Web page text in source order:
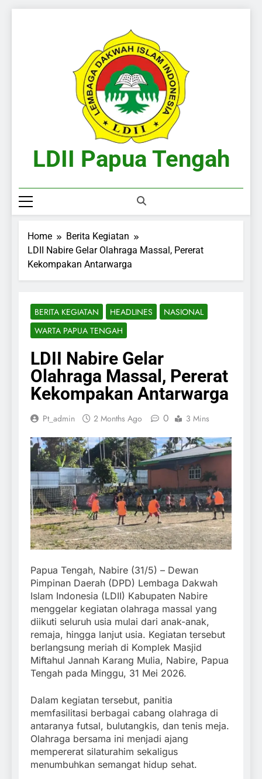
LDII Papua Tengah
Home
Berita Kegiatan
LDII Nabire Gelar Olahraga Massal, Pererat
Kekompakan Antarwarga
BERITA KEGIATAN HEADLINES
NASIONAL
WARTA PAPUA TENGAH
LDII Nabire Gelar
Olahraga Massal, Pererat
Kekompakan Antarwarga
Pt_admin 2 Months Ago 0 3 Mins
Papua Tengah, Nabire (31/5) – Dewan
Pimpinan Daerah (DPD) Lembaga Dakwah
Islam Indonesia (LDII) Kabupaten Nabire
menggelar kegiatan olahraga massal yang
diikuti seluruh usia mulai dari anak-anak,
remaja, hingga lanjut usia. Kegiatan tersebut
berlangsung meriah di Komplek Masjid
Miftahul Jannah Karang Mulia, Nabire, Papua
Tengah pada Minggu, 31 Mei 2026.
Dalam kegiatan tersebut, panitia
memfasilitasi berbagai cabang olahraga di
antaranya futsal, bulutangkis, dan tenis meja.
Olahraga bersama ini menjadi ajang
mempererat silaturahim sekaligus
menumbuhkan semangat hidup sehat.